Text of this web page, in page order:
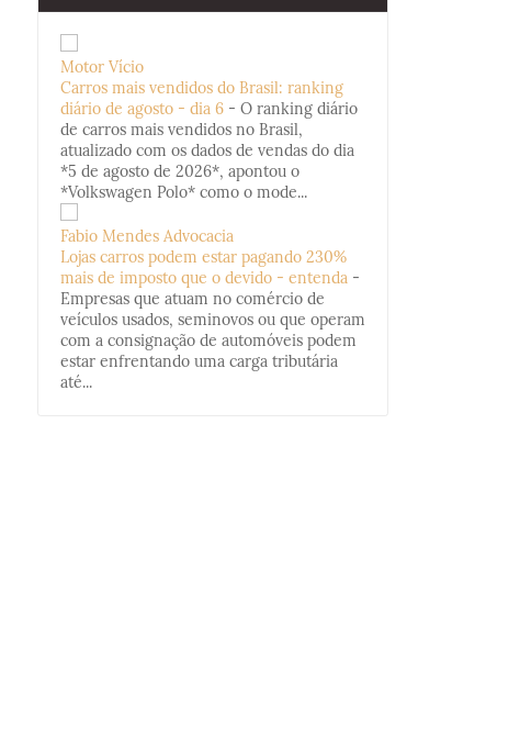
Motor Vício
Carros mais vendidos do Brasil: ranking
diário de agosto - dia 6 - O ranking diário
de carros mais vendidos no Brasil,
atualizado com os dados de vendas do dia
*5 de agosto de 2026*, apontou o
*Volkswagen Polo* como o mode...
Fabio Mendes Advocacia
Lojas carros podem estar pagando 230%
mais de imposto que o devido - entenda -
Empresas que atuam no comércio de
veículos usados, seminovos ou que operam
com a consignação de automóveis podem
estar enfrentando uma carga tributária
até...